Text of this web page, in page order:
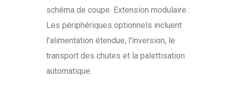
schéma de coupe. Extension modulaire :
Les périphériques optionnels incluent
l'alimentation étendue, l'inversion, le
transport des chutes et la palettisation
automatique.